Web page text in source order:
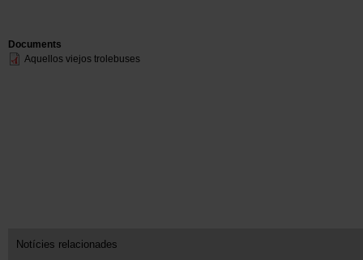
Documents
Aquellos viejos trolebuses
Notícies relacionades